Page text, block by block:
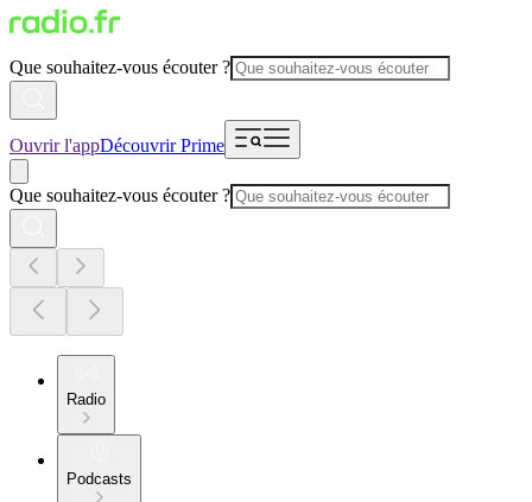
Que souhaitez-vous écouter ?
Ouvrir l'appDécouvrir Prime
Que souhaitez-vous écouter ?
Radio
Podcasts